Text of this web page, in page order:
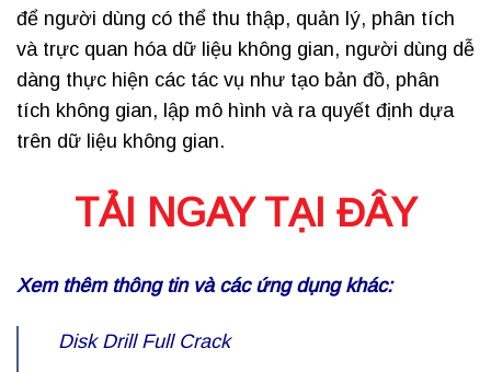
để người dùng có thể thu thập, quản lý, phân tích
và trực quan hóa dữ liệu không gian, người dùng dễ
dàng thực hiện các tác vụ như tạo bản đồ, phân
tích không gian, lập mô hình và ra quyết định dựa
trên dữ liệu không gian.
TẢI NGAY TẠI ĐÂY
Xem thêm thông tin và các ứng dụng khác:
Disk Drill Full Crack